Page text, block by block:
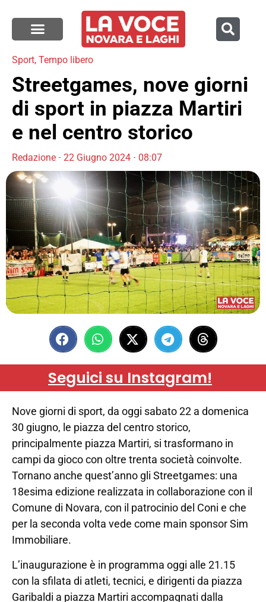
Sport, Tempo libero
Streetgames, nove giorni
di sport in piazza Martiri
e nel centro storico
Redazione 22 Giugno 2024 08:07
Seguici su Instagram!
Nove giorni di sport, da oggi sabato 22 a domenica
30 giugno, le piazza del centro storico,
principalmente piazza Martiri, si trasformano in
campi da gioco con oltre trenta società coinvolte.
Tornano anche quest’anno gli Streetgames: una
18esima edizione realizzata in collaborazione con il
Comune di Novara, con il patrocinio del Coni e che
per la seconda volta vede come main sponsor Sim
Immobiliare.
L’inaugurazione è in programma oggi alle 21.15
con la sfilata di atleti, tecnici, e dirigenti da piazza
Garibaldi a piazza Martiri accompagnati dalla